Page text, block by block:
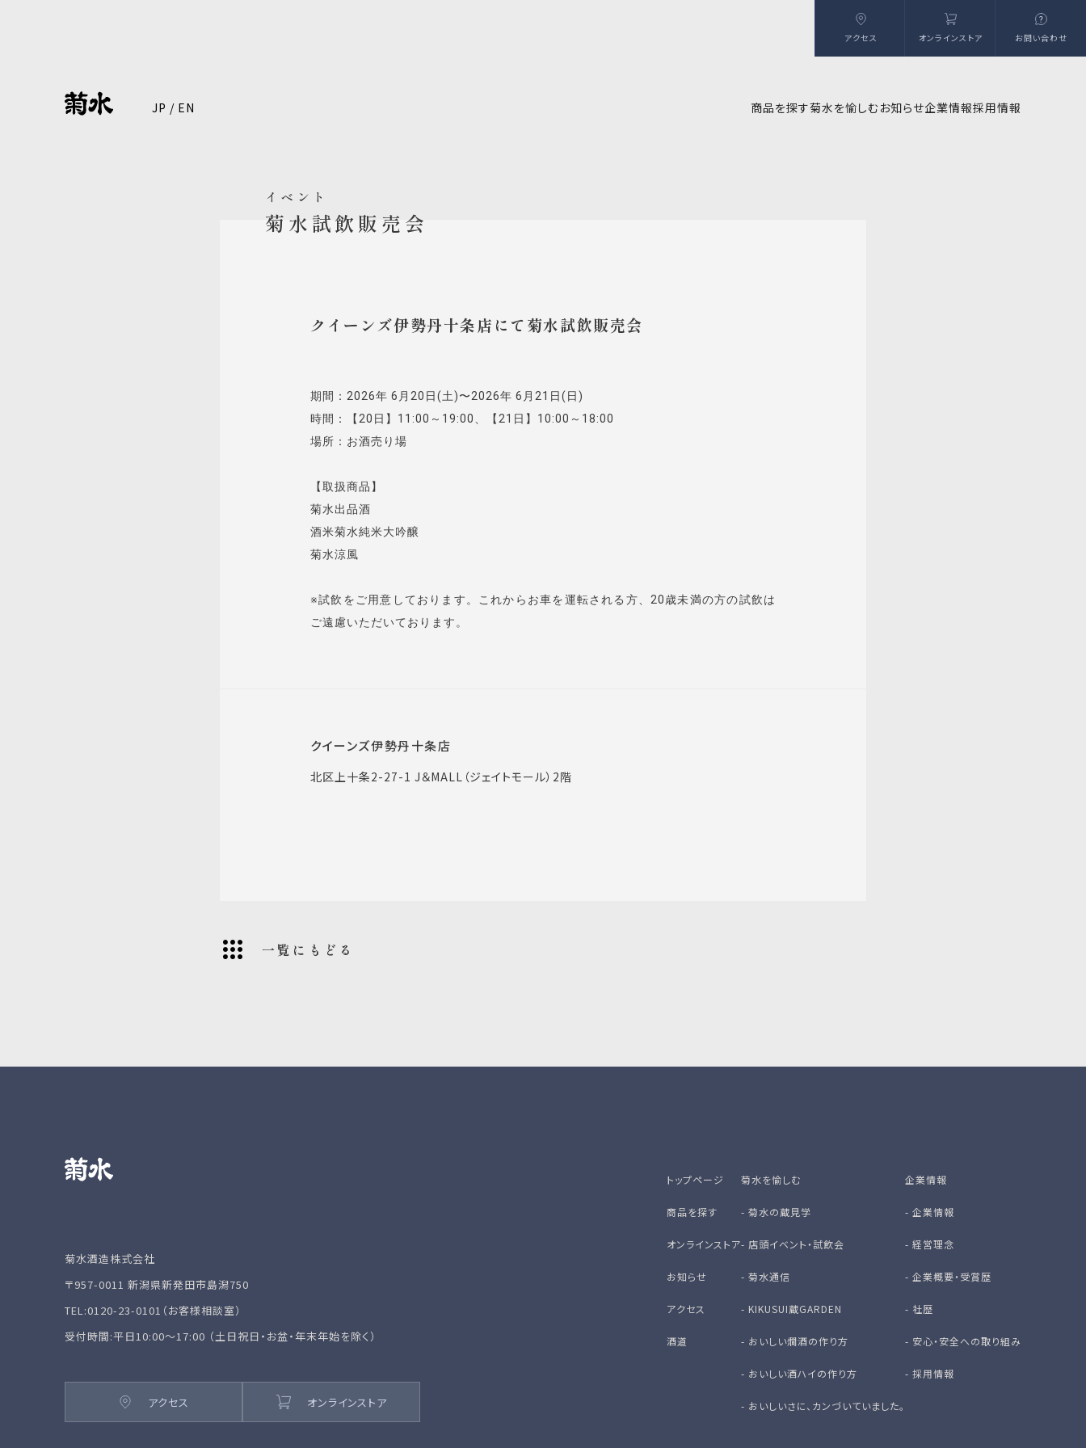
JP / EN 商品を探す菊水を愉しむお知らせ企業情報採用情報
アクセス オンラインストア お問い合わせ
イベント
菊水試飲販売会
クイーンズ伊勢丹十条店にて菊水試飲販売会
期間：2026年 6月20日(土)〜2026年 6月21日(日)
時間：【20日】11:00～19:00、【21日】10:00～18:00
場所：お酒売り場
【取扱商品】
菊水出品酒
酒米菊水純米大吟醸
菊水涼風
※試飲をご用意しております。これからお車を運転される方、20歳未満の方の試飲は
ご遠慮いただいております。
クイーンズ伊勢丹十条店
北区上十条2-27-1 J＆MALL（ジェイトモール）2階
一覧にもどる
菊水酒造株式会社
〒957-0011 新潟県新発田市島潟750
TEL:0120-23-0101（お客様相談室）
受付時間:平日10:00～17:00 （土日祝日・お盆・年末年始を除く）
アクセス オンラインストア
トップページ
商品を探す
オンラインストア
お知らせ
アクセス
酒道
菊水を愉しむ
- 菊水の蔵見学
- 店頭イベント・試飲会
- 菊水通信
- KIKUSUI蔵GARDEN
- おいしい燗酒の作り方
- おいしい酒ハイの作り方
- おいしいさに、カンづいていました。
企業情報
- 企業情報
- 経営理念
- 企業概要・受賞歴
- 社歴
- 安心・安全への取り組み
- 採用情報